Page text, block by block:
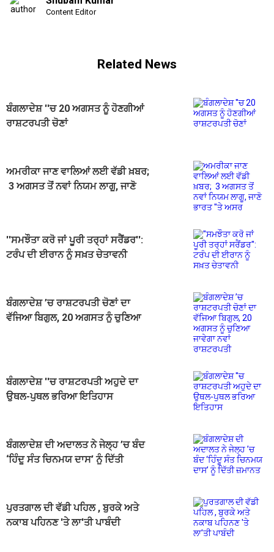
Content Editor
Related News
ਬੰਗਲਾਦੇਸ਼ ''ਚ 20 ਅਗਸਤ ਨੂੰ ਹੋਣਗੀਆਂ
ਰਾਸ਼ਟਰਪਤੀ ਚੋਣਾਂ
ਅਮਰੀਕਾ ਜਾਣ ਵਾਲਿਆਂ ਲਈ ਵੱਡੀ ਖ਼ਬਰ;
3 ਅਗਸਤ ਤੋਂ ਨਵਾਂ ਨਿਯਮ ਲਾਗੂ, ਜਾਣੋ
''ਸਮਝੌਤਾ ਕਰੋ ਜਾਂ ਪੂਰੀ ਤਰ੍ਹਾਂ ਸਰੈਂਡਰ'':
ਟਰੰਪ ਦੀ ਈਰਾਨ ਨੂੰ ਸਖ਼ਤ ਚੇਤਾਵਨੀ
ਬੰਗਲਾਦੇਸ਼ ’ਚ ਰਾਸ਼ਟਰਪਤੀ ਚੋਣਾਂ ਦਾ
ਵੱਜਿਆ ਬਿਗੁਲ, 20 ਅਗਸਤ ਨੂੰ ਚੁਣਿਆ
ਬੰਗਲਾਦੇਸ਼ ''ਚ ਰਾਸ਼ਟਰਪਤੀ ਅਹੁਦੇ ਦਾ
ਉਥਲ-ਪੁਥਲ ਭਰਿਆ ਇਤਿਹਾਸ
ਬੰਗਲਾਦੇਸ਼ ਦੀ ਅਦਾਲਤ ਨੇ ਜੇਲ੍ਹ ’ਚ ਬੰਦ
‘ਹਿੰਦੂ ਸੰਤ ਚਿਨਮਯ ਦਾਸ’ ਨੂੰ ਦਿੱਤੀ
ਪੁਰਤਗਾਲ ਦੀ ਵੱਡੀ ਪਹਿਲ , ਬੁਰਕੇ ਅਤੇ
ਨਕਾਬ ਪਹਿਨਣ 'ਤੇ ਲਾ'ਤੀ ਪਾਬੰਦੀ